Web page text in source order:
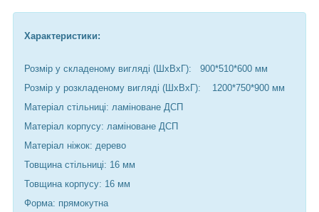
Характеристики:
Розмір у складеному вигляді (ШxВxГ): 900*510*600 мм
Розмір у розкладеному вигляді (ШxВxГ): 1200*750*900 мм
Матеріал стільниці: ламіноване ДСП
Матеріал корпусу: ламіноване ДСП
Матеріал ніжок: дерево
Товщина стільниці: 16 мм
Товщина корпусу: 16 мм
Форма: прямокутна